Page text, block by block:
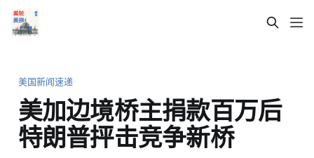
美国新闻速递
美加边境桥主捐款百万后
特朗普抨击竞争新桥